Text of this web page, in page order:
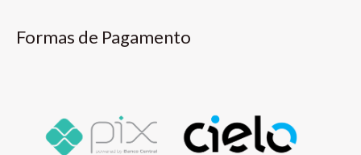
Formas de Pagamento